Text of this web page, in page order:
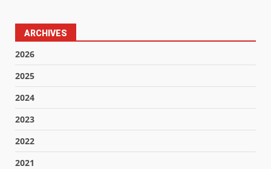
ARCHIVES
2026
2025
2024
2023
2022
2021